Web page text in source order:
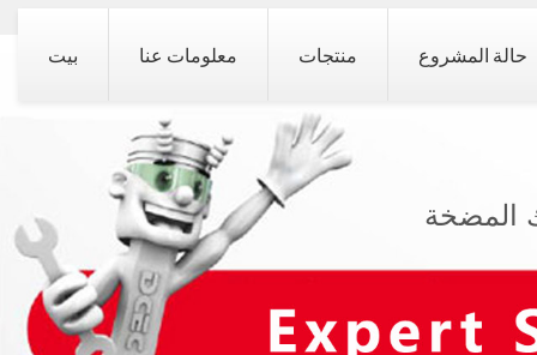
بيت معلومات عنا منتجات حالة المشروع